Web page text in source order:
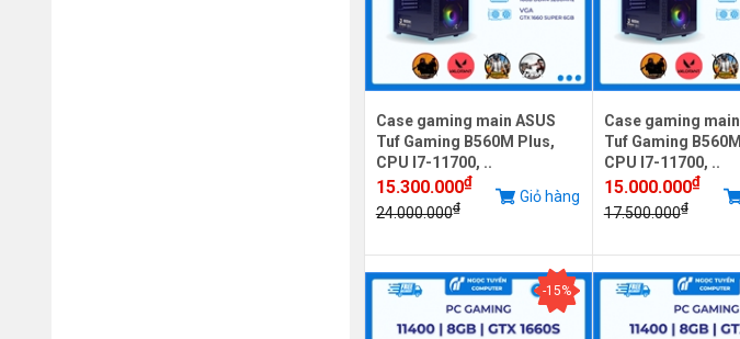
Case gaming main ASUS
Tuf Gaming B560M Plus,
CPU I7-11700, ..
15.300.000₫
24.000.000₫
Giỏ hàng
Case gaming main
Tuf Gaming
CPU I7-11700, ..
15.000.000₫
17.500.000₫
-15%